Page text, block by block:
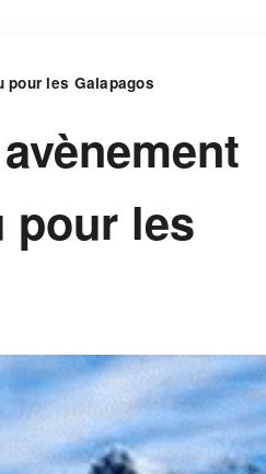
pour les Galapagos
pour les